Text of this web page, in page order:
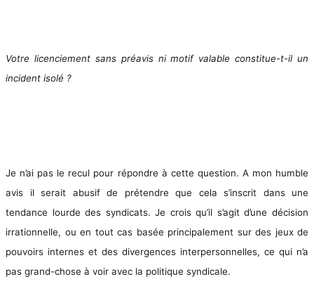
Votre licenciement sans préavis ni motif valable constitue-t-il un
incident isolé ?
Je n’ai pas le recul pour répondre à cette question. A mon humble
avis il serait abusif de prétendre que cela s’inscrit dans une
tendance lourde des syndicats. Je crois qu’il s’agit d’une décision
irrationnelle, ou en tout cas basée principalement sur des jeux de
pouvoirs internes et des divergences interpersonnelles, ce qui n’a
pas grand-chose à voir avec la politique syndicale.